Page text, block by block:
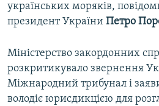
українських моряків,
президент України Петро
Міністерство закордонних
розкритикувало звернення
Міжнародний трибунал і
володіє юрисдикцією для